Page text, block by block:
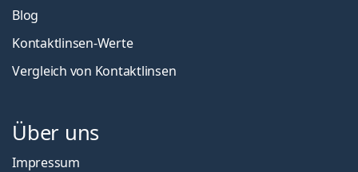
Blog
Kontaktlinsen-Werte
Vergleich von Kontaktlinsen
Über uns
Impressum